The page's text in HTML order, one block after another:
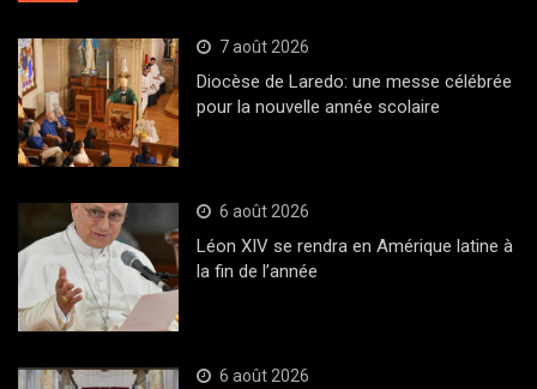
7 août 2026
Diocèse de Laredo: une messe célébrée
pour la nouvelle année scolaire
6 août 2026
Léon XIV se rendra en Amérique latine à
la fin de l’année
6 août 2026